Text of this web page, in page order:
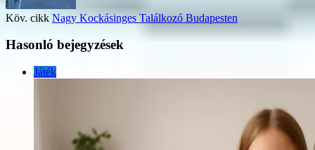
Köv. cikk Nagy Kockásinges Találkozó Budapesten
Hasonló bejegyzések
Játék